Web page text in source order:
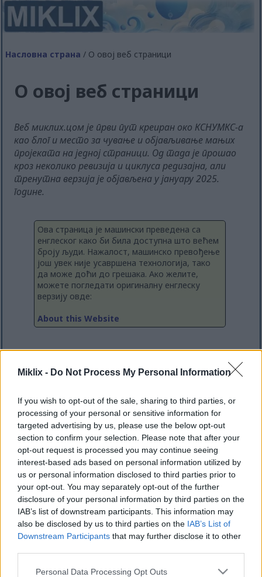
Miklix - Do Not Process My Personal Information
If you wish to opt-out of the sale, sharing to third parties, or
processing of your personal or sensitive information for
targeted advertising by us, please use the below opt-out
section to confirm your selection. Please note that after your
opt-out request is processed you may continue seeing
interest-based ads based on personal information utilized by
us or personal information disclosed to third parties prior to
your opt-out. You may separately opt-out of the further
disclosure of your personal information by third parties on the
IAB’s list of downstream participants. This information may
also be disclosed by us to third parties on the IAB’s List of
Downstream Participants that may further disclose it to other
Please note that this website/app uses one or more Google
Personal Data Processing Opt Outs
Насловна страна / О овој веб страници
О овој веб страници
Веб миклиx.цом је први пут креиран око КСНУМКС-а
као блог и место за чување и објављивање мањих
пројеката на једној страници. Од тада је прошао
кроз неколико ревизија и циклуса редизајна, али
тренутна верзија је објављена у јануару 2025.
године.
Ова страница је машински преведена са
енглеског како би била доступна што већем
броју људи. Нажалост, машинско превођење
још увек није усавршена технологија, тако
да може доћи до грешака. Ако желите,
можете погледати оригиналну енглеску
верзију овде:
About this Website
термина "LIX", што је стандардизовани тест за
блог. Никакве тврдње о стварној читљивости
било чега овде не правим, иако ;-)
Веб сајт је покренут око 2015. године као блог и
место где могу да чувам и објављујем своје
мање пројекте на једној страници без бриге и
трошкова постављања посебног сајта за сваки од
њих. Прошао је кроз неколико ревизија и
редизајна - а чак је био и ван мреже на доста
дуго због велике отказа хардвера на
изнајмљеном серверу на коме ради у веома
неповољном тренутку, када једноставно нисам
Тренутна верзија је постала активна у јануару